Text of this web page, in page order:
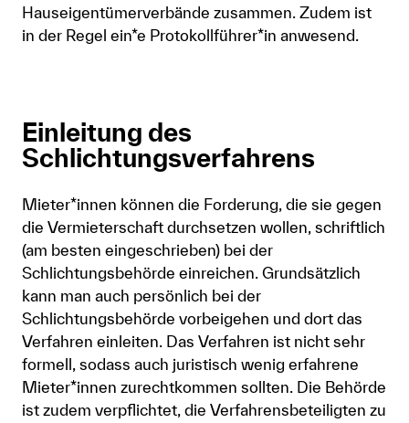
Hauseigentümerverbände zusammen. Zudem ist
in der Regel ein*e Protokollführer*in anwesend.
Einleitung des
Schlichtungsverfahrens
Mieter*innen können die Forderung, die sie gegen
die Vermieterschaft durchsetzen wollen, schriftlich
(am besten eingeschrieben) bei der
Schlichtungsbehörde einreichen. Grundsätzlich
kann man auch persönlich bei der
Schlichtungsbehörde vorbeigehen und dort das
Verfahren einleiten. Das Verfahren ist nicht sehr
formell, sodass auch juristisch wenig erfahrene
Mieter*innen zurechtkommen sollten. Die Behörde
ist zudem verpflichtet, die Verfahrensbeteiligten zu